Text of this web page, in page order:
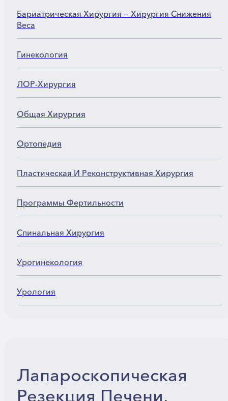
Бариатрическая Хирургия — Хирургия Снижения
Веса
Гинекология
ЛОР-Хирургия
Общая Хирургия
Ортопедия
Пластическая И Реконструктивная Хирургия
Программы Фертильности
Спинальная Хирургия
Урогинекология
Урология
Лапароскопическая